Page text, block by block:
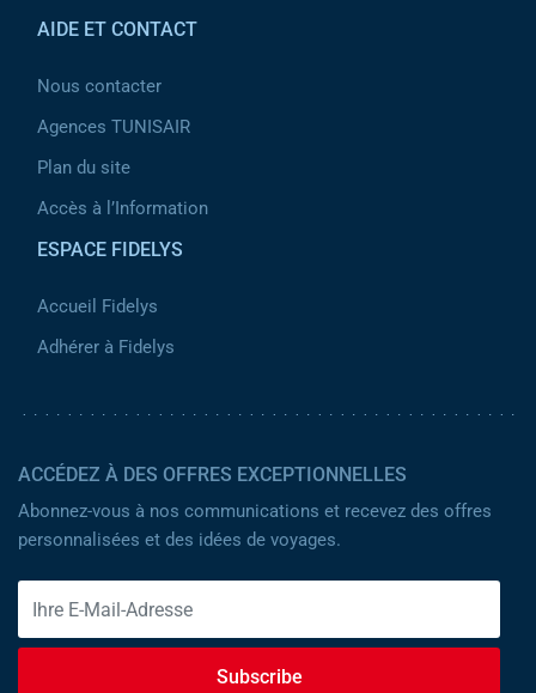
AIDE ET CONTACT
Nous contacter
Agences TUNISAIR
Plan du site
Accès à l’Information
ESPACE FIDELYS
Accueil Fidelys
Adhérer à Fidelys
ACCÉDEZ À DES OFFRES EXCEPTIONNELLES
Abonnez-vous à nos communications et recevez des offres
personnalisées et des idées de voyages.
Subscribe